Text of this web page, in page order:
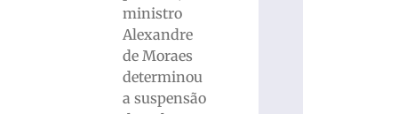
ministro
Alexandre
de Moraes
determinou
a suspensão